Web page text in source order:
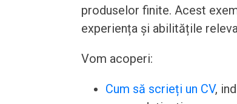
produselor finite. Acest
experiența și abilitățile
Vom acoperi:
Cum să scrieți un CV,